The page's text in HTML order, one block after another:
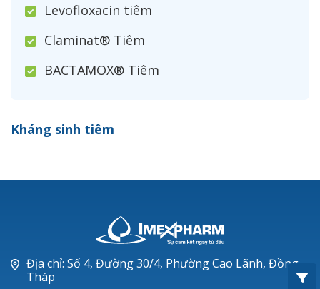
Levofloxacin tiêm
Claminat® Tiêm
BACTAMOX® Tiêm
Ceftizoxim®
Piperacillin
Ticarlinat®
Kháng sinh tiêm
Địa chỉ: Số 4, Đường 30/4, Phường Cao Lãnh, Đồng
Tháp